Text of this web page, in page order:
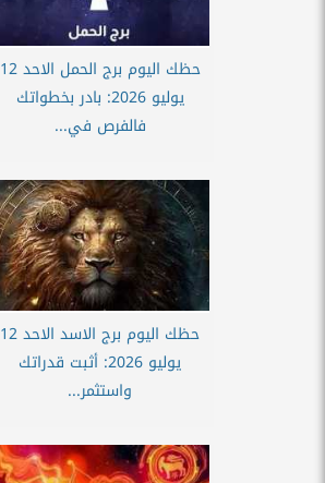
حظك اليوم برج الحمل الاحد 12
يوليو 2026: بادر بخطواتك
فالفرص في...
حظك اليوم برج الاسد الاحد 12
يوليو 2026: أثبت قدراتك
واستثمر...